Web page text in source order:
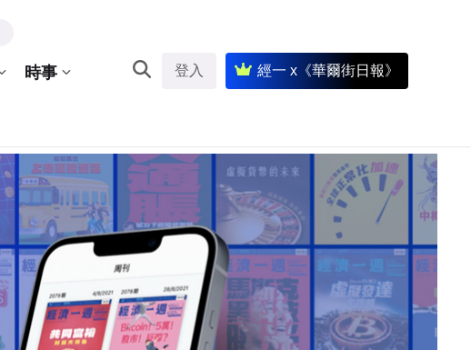
時事 登入 經一 x《華爾街日報》